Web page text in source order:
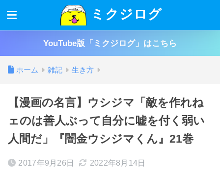
ミクジログ
YouTube版「ミクジログ」はこちら
ホーム 雑記 生き方
【漫画の名言】ウシジマ「敵を作れね
ェのは善人ぶって自分に嘘を付く弱い
人間だ」『闇金ウシジマくん』21巻
2017年9月26日 2022年8月14日